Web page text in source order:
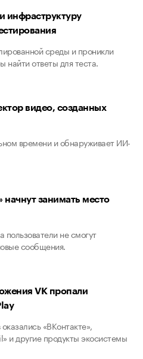
инфраструктуру
среды и проникли
ответы для теста.
видео, созданных
времени и обнаруживает ИИ-
занимать место
не смогут
сообщения.
VK пропали
«ВКонтакте»,
и другие продукты экосистемы